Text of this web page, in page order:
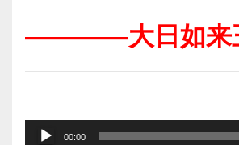
————大日如来
00:00